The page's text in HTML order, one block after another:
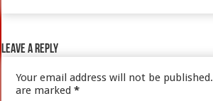
Leave a Reply
Your email address will not be published.
are marked*